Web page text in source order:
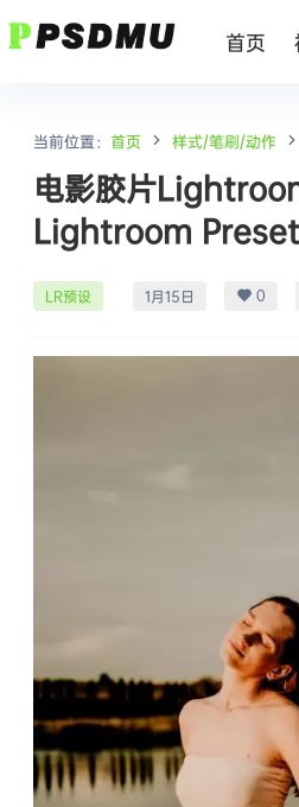
首页
当前位置： 首页 样式/笔刷/动作
电影胶片
Lightroom
LR预设 1月15日 0